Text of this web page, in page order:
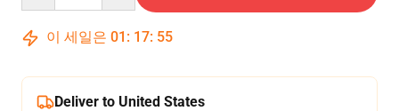
이 세일은 01 : 17: 54
Deliver to United States